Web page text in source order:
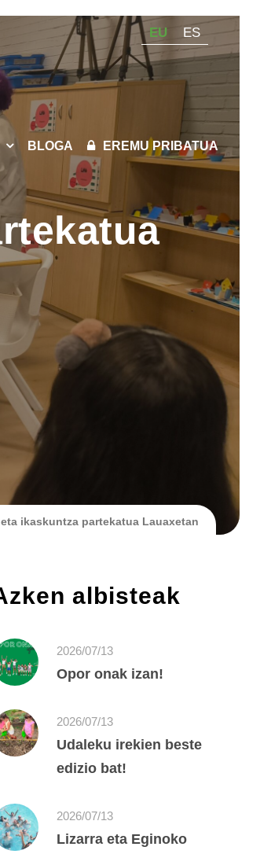
EU ES
BLOGA EREMU PRIBATUA
ikaskuntza partekatua Lauaxetan
albisteak
2026/07/13
Opor onak izan!
2026/07/13
Udaleku irekien beste
edizio bat!
2026/07/13
Lizarra eta Eginoko